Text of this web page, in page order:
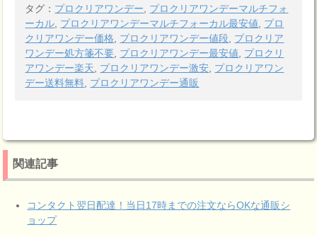
タグ： プロクリアワンデー
プロクリアワンデーマルチフォ
ーカル プロクリアワンデーマルチフォーカル最安値
プロ
クリアワンデー価格
プロクリアワンデー値段 プロクリア
ワンデー処方箋不要 プロクリアワンデー最安値
プロクリ
アワンデー楽天
プロクリアワンデー激安 プロクリアワン
デー送料無料 プロクリアワンデー通販
関連記事
コンタクト翌日配達！当日17時までの注文ならOKな通販シ
ョップ